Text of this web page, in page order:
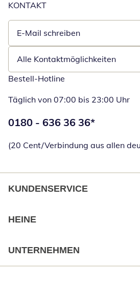
KONTAKT
E-Mail schreiben
Öffnet E-Mail-Client
Alle Kontaktmöglichkeiten
Bestell-Hotline
Täglich von 07:00 bis 23:00 Uhr
Telefonnummer:
0180 - 636 36 36*
(20 Cent/Verbindung aus allen
KUNDENSERVICE
HEINE
UNTERNEHMEN